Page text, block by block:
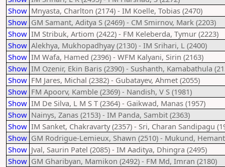
Show Mnyasta, Charlton (2174) - IM Koelle, Tobias (2470)
Show GM Samant, Aditya S (2469) - CM Smirnov, Mark (2203)
Show IM Stribuk, Artiom (2422) - FM Keleberda, Tymur (2223)
Show Alekhya, Mukhopadhyay (2130) - IM Srihari, L (2400)
Show IM Wafa, Hamed (2396) - WFM Kalyani, Sirin (2163)
Show IM Ozenir, Ekin Baris (2390) - Sushanth, Kamabathula
Show FM Jares, Michal (2382) - Gubatayev, Ahmet (2055)
Show FM Apoorv, Kamble (2369) - Nandish, V S (1981)
Show IM De Silva, L M S T (2364) - Gaikwad, Manas (1957)
Show Nainys, Zanas (2153) - IM Panda, Sambit (2363)
Show IM Sanket, Chakravarty (2357) - Sri, Charan Sandipagu
Show GM Rodrigue-Lemieux, Shawn (2510) - Mukund,
Show Jval, Saurin Patel (2085) - IM Aaditya, Dhingra (2495)
Show GM Gharibyan, Mamikon (2492) - FM Md, Imran (2180)